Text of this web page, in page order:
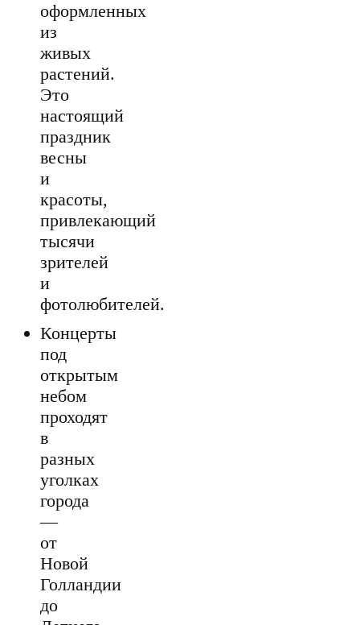
оформленных
из
живых
растений.
Это
настоящий
праздник
весны
и
красоты,
привлекающий
тысячи
зрителей
и
фотолюбителей.
Концерты
под
открытым
небом
проходят
в
разных
уголках
города
—
от
Новой
Голландии
до